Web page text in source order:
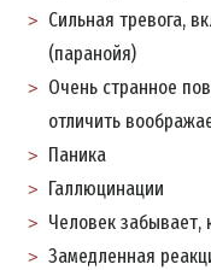
Сильная тревога,
(паранойя)
Очень странное
отличить
Паника
Галлюцинации
Человек забывает,
Замедленная